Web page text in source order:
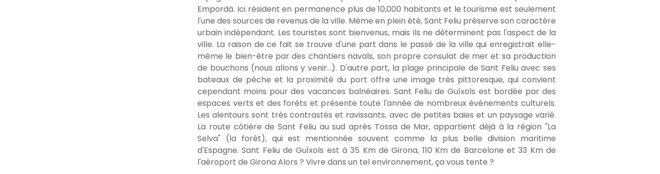
Empordá. Ici résident en permanence plus de 10,000 habitants et le tourisme est seulement
l'une des sources de revenus de la ville. Même en plein été, Sant Feliu préserve son caractère
urbain indépendant. Les touristes sont bienvenus, mais ils ne déterminent pas l'aspect de la
ville. La raison de ce fait se trouve d'une part dans le passé de la ville qui enregistrait elle-
même le bien-être par des chantiers navals, son propre consulat de mer et sa production
de bouchons (nous allons y venir...). D'autre part, la plage principale de Sant Feliu avec ses
bateaux de pêche et la proximité du port offre une image très pittoresque, qui convient
cependant moins pour des vacances balnéaires. Sant Feliu de Guíxols est bordée par des
espaces verts et des forêts et présente toute l'année de nombreux événements culturels.
Les alentours sont très contrastés et ravissants, avec de petites baies et un paysage varié.
La route côtière de Sant Feliu au sud après Tossa de Mar, appartient déjà à la région "La
Selva" (la forêt), qui est mentionnée souvent comme la plus belle division maritime
d'Espagne. Sant Feliu de Guíxols est à 35 Km de Girona, 110 Km de Barcelone et 33 Km de
l'aéroport de Girona Alors ? Vivre dans un tel environnement, ça vous tente ?